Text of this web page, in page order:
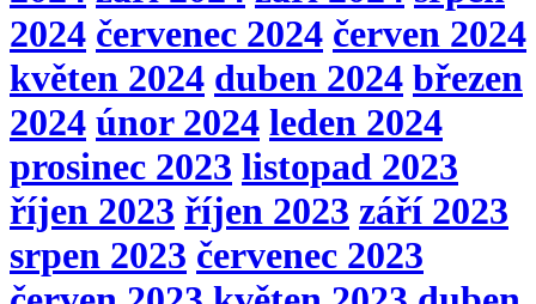
2024 červenec 2024 červen 2024
květen 2024 duben 2024 březen
2024 únor 2024 leden 2024
prosinec 2023 listopad 2023
říjen 2023 říjen 2023 září 2023
srpen 2023 červenec 2023